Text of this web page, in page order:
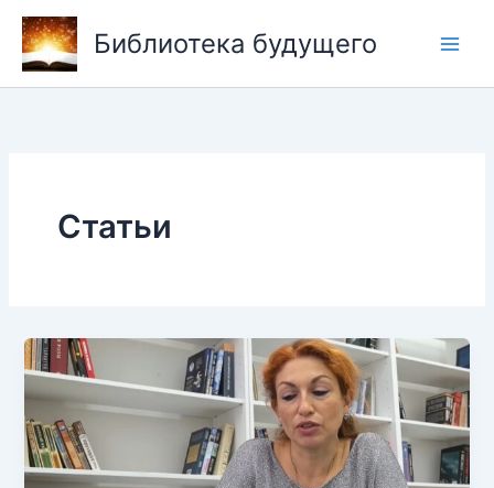
Перейти
содержимому
Библиотека будущего
Статьи